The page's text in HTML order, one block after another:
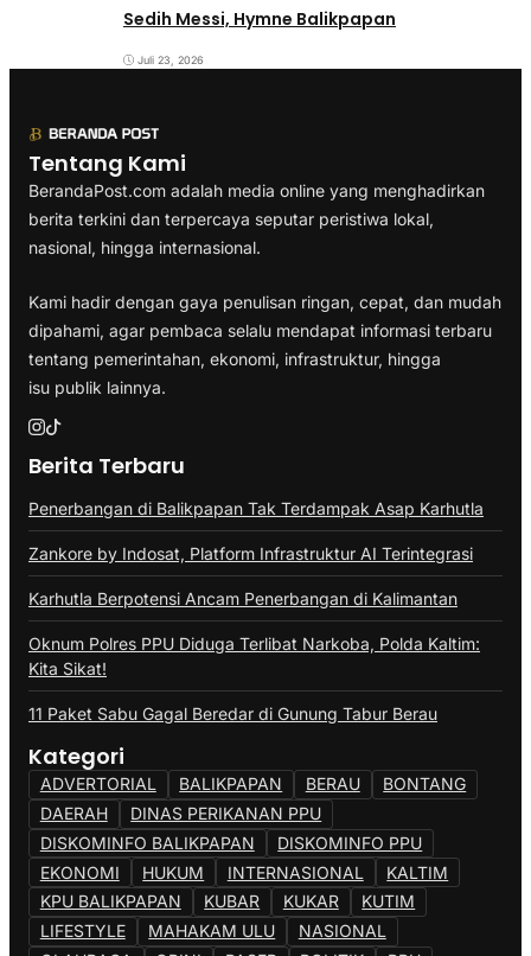
Sedih Messi, Hymne Balikpapan
Juli 23, 2026
Tentang Kami
BerandaPost.com adalah media online yang menghadirkan
berita terkini dan terpercaya seputar peristiwa lokal,
nasional, hingga internasional.
Kami hadir dengan gaya penulisan ringan, cepat, dan mudah
dipahami, agar pembaca selalu mendapat informasi terbaru
tentang pemerintahan, ekonomi, infrastruktur, hingga
isu publik lainnya.
Berita Terbaru
Penerbangan di Balikpapan Tak Terdampak Asap Karhutla
Zankore by Indosat, Platform Infrastruktur AI Terintegrasi
Karhutla Berpotensi Ancam Penerbangan di Kalimantan
Oknum Polres PPU Diduga Terlibat Narkoba, Polda Kaltim:
Kita Sikat!
11 Paket Sabu Gagal Beredar di Gunung Tabur Berau
Kategori
ADVERTORIAL BALIKPAPAN BERAU
BONTANG
DAERAH
DINAS PERIKANAN PPU
DISKOMINFO BALIKPAPAN
DISKOMINFO PPU
EKONOMI
HUKUM INTERNASIONAL
KALTIM
KPU BALIKPAPAN
KUBAR KUKAR
KUTIM
LIFESTYLE
MAHAKAM ULU
NASIONAL